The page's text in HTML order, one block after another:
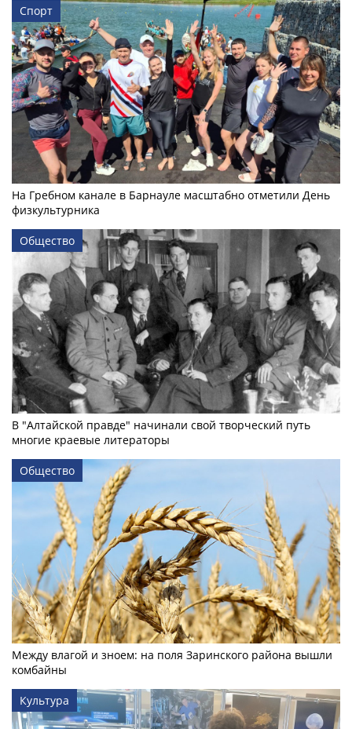
Спорт
На Гребном канале в Барнауле масштабно отметили День
физкультурника
Общество
В "Алтайской правде" начинали свой творческий путь
многие краевые литераторы
Общество
Между влагой и зноем: на поля Заринского района вышли
комбайны
Культура